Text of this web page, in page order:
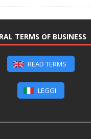
TERMS OF BUSINESS
READ TERMS
LEGGI